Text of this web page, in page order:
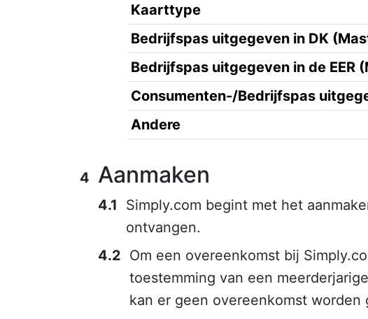
Kaarttype
Bedrijfspas uitgegeven in DK
Bedrijfspas uitgegeven in de EER
Consumenten-/Bedrijfspas
Andere
Aanmaken
Simply.com begint met het
ontvangen.
Om een overeenkomst bij
toestemming van een
kan er geen overeenkomst worden